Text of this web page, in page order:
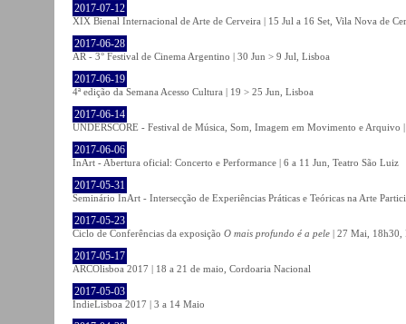
2017-07-12
XIX Bienal Internacional de Arte de Cerveira | 15 Jul a 16 Set, Vila Nova de
2017-06-28
AR - 3° Festival de Cinema Argentino | 30 Jun > 9 Jul, Lisboa
2017-06-19
4ª edição da Semana Acesso Cultura | 19 > 25 Jun, Lisboa
2017-06-14
UNDERSCORE - Festival de Música, Som, Imagem em Movimento e Arquivo
2017-06-06
InArt - Abertura oficial: Concerto e Performance | 6 a 11 Jun, Teatro São Luiz
2017-05-31
Seminário InArt - Intersecção de Experiências Práticas e Teóricas na Arte
2017-05-23
Ciclo de Conferências da exposição O mais profundo é a pele | 27 Mai, 18h30,
2017-05-17
ARCOlisboa 2017 | 18 a 21 de maio, Cordoaria Nacional
2017-05-03
IndieLisboa 2017 | 3 a 14 Maio